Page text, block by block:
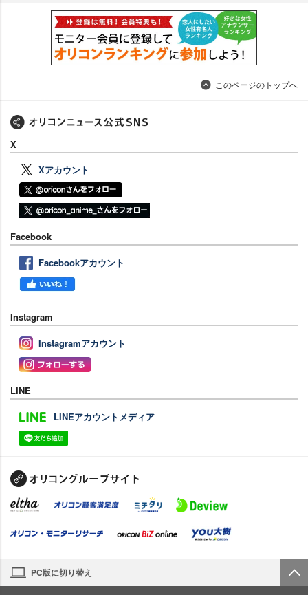
このページのトップへ
X
Xアカウント
Facebook
Facebookアカウント
Instagram
Instagramアカウント
LINE
LINEアカウントメディア
PC版に切り替え